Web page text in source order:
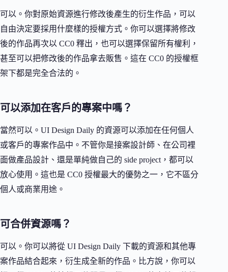
可以。你對原始資源進行修改後產生的衍生作品，可以
自由決定要採用什麼樣的授權方式。你可以選擇將修改
後的作品再次以 CC0 釋出，也可以選擇保留所有權利，
甚至可以把修改後的作品拿去販售。這在 CC0 的授權框
架下都是完全合法的。
可以添加在客戶的專案中嗎？
當然可以。UI Design Daily 的資源可以添加在任何個人
或客戶的專案作品中。不管你是接案設計師、在公司裡
面做產品設計、還是單純做自己的 side project，都可以
放心使用。這也是 CC0 授權最大的優勢之一，它不區分
個人或商業用途。
可合併資源嗎？
可以。你可以將從 UI Design Daily 下載的資源和其他專
案作品結合起來，衍生成全新的作品。比方說，你可以